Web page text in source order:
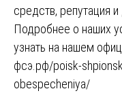
средств, репутация
Подробнее о наших
узнать на нашем
фсэ.рф/poisk-
obespecheniya/